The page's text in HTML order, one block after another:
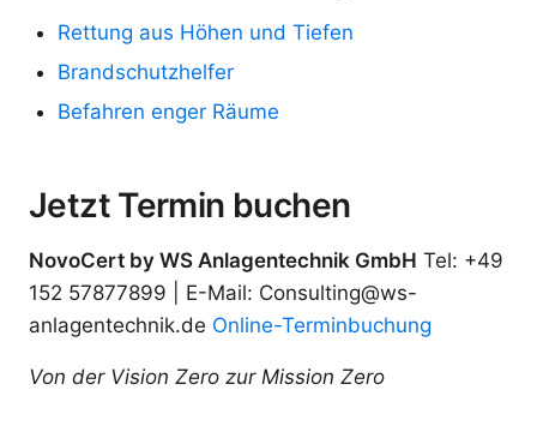
Rettung aus Höhen und Tiefen
Brandschutzhelfer
Befahren enger Räume
Jetzt Termin buchen
NovoCert by WS Anlagentechnik GmbH Tel: +49
152 57877899 | E-Mail: Consulting@ws-
anlagentechnik.de Online-Terminbuchung
Von der Vision Zero zur Mission Zero